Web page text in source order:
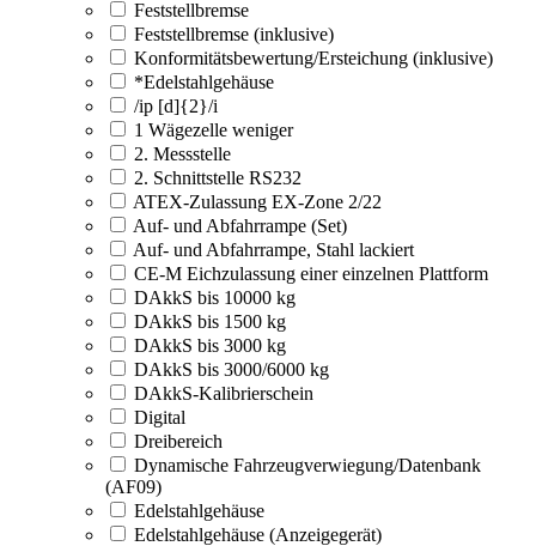
Feststellbremse
Feststellbremse (inklusive)
Konformitätsbewertung/Ersteichung (inklusive)
*Edelstahlgehäuse
/ip [d]{2}/i
1 Wägezelle weniger
2. Messstelle
2. Schnittstelle RS232
ATEX-Zulassung EX-Zone 2/22
Auf- und Abfahrrampe (Set)
Auf- und Abfahrrampe, Stahl lackiert
CE-M Eichzulassung einer einzelnen Plattform
DAkkS bis 10000 kg
DAkkS bis 1500 kg
DAkkS bis 3000 kg
DAkkS bis 3000/6000 kg
DAkkS-Kalibrierschein
Digital
Dreibereich
Dynamische Fahrzeugverwiegung/Datenbank
(AF09)
Edelstahlgehäuse
Edelstahlgehäuse (Anzeigegerät)